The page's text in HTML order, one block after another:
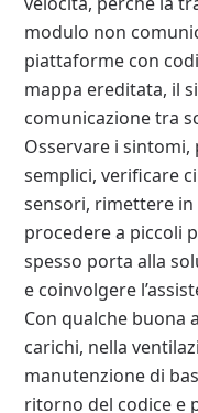
modulo non
piattaforme con
mappa ereditata, il
comunicazione tra
Osservare i
semplici, verificare
sensori, rimettere
procedere a piccoli
spesso porta alla
e coinvolgere
Con qualche buona
carichi, nella
manutenzione di
ritorno del codice e